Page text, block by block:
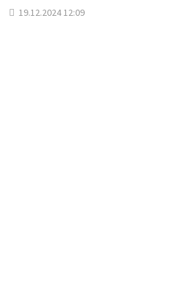
19.12.2024 12:09